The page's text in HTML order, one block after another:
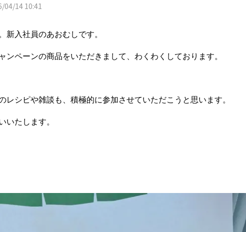
04/14 10:41
新入社員のあおむしです。
ンペーンの商品をいただきまして、わくわくしております。
レシピや雑談も、積極的に参加させていただこうと思います。
いたします。